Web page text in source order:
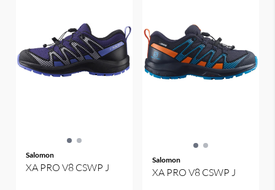
Salomon
XA PRO V8 CSWP J
Salomon
XA PRO V8 CSWP J